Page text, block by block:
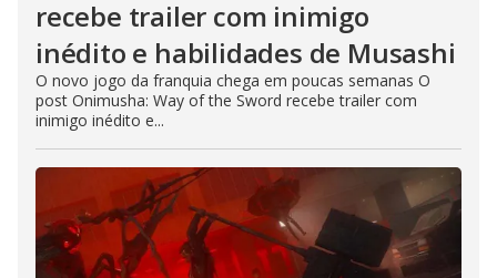
recebe trailer com inimigo
inédito e habilidades de Musashi
O novo jogo da franquia chega em poucas semanas O
post Onimusha: Way of the Sword recebe trailer com
inimigo inédito e...